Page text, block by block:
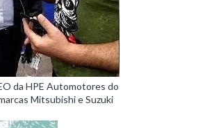
da HPE Automotores do
Mitsubishi e Suzuki